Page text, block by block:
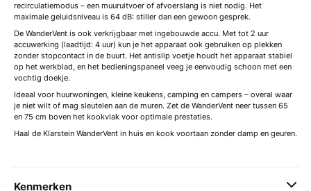
recirculatiemodus – een muuruitvoer of afvoerslang is niet nodig. Het
maximale geluidsniveau is 64 dB: stiller dan een gewoon gesprek.
De WanderVent is ook verkrijgbaar met ingebouwde accu. Met tot 2 uur
accuwerking (laadtijd: 4 uur) kun je het apparaat ook gebruiken op plekken
zonder stopcontact in de buurt. Het antislip voetje houdt het apparaat stabiel
op het werkblad, en het bedieningspaneel veeg je eenvoudig schoon met een
vochtig doekje.
Ideaal voor huurwoningen, kleine keukens, camping en campers – overal waar
je niet wilt of mag sleutelen aan de muren. Zet de WanderVent neer tussen 65
en 75 cm boven het kookvlak voor optimale prestaties.
Haal de Klarstein WanderVent in huis en kook voortaan zonder damp en geuren.
Kenmerken